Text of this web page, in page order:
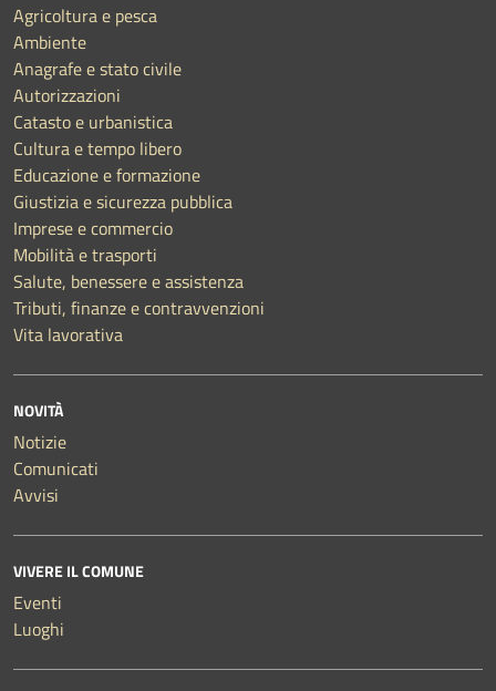
Agricoltura e pesca
Ambiente
Anagrafe e stato civile
Autorizzazioni
Catasto e urbanistica
Cultura e tempo libero
Educazione e formazione
Giustizia e sicurezza pubblica
Imprese e commercio
Mobilità e trasporti
Salute, benessere e assistenza
Tributi, finanze e contravvenzioni
Vita lavorativa
NOVITÀ
Notizie
Comunicati
Avvisi
VIVERE IL COMUNE
Eventi
Luoghi